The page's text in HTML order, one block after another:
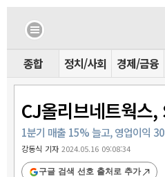
종합 정치/사회 경제/금융
CJ올리브네트웍스
1분기 매출 15% 늘고, 영업이익
강동식 기자2024.05.16 09:08:34
구글 검색 선호 출처로 추가